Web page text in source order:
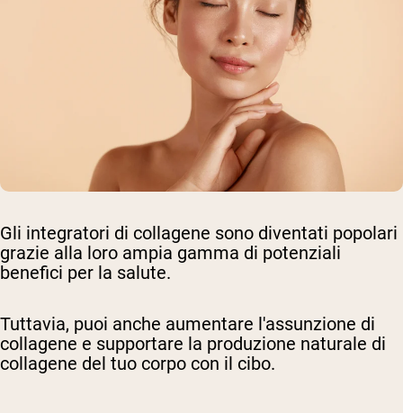
Gli integratori di collagene sono diventati popolari
grazie alla loro ampia gamma di potenziali
benefici per la salute.
Tuttavia, puoi anche aumentare l'assunzione di
collagene e supportare la produzione naturale di
collagene del tuo corpo con il cibo.